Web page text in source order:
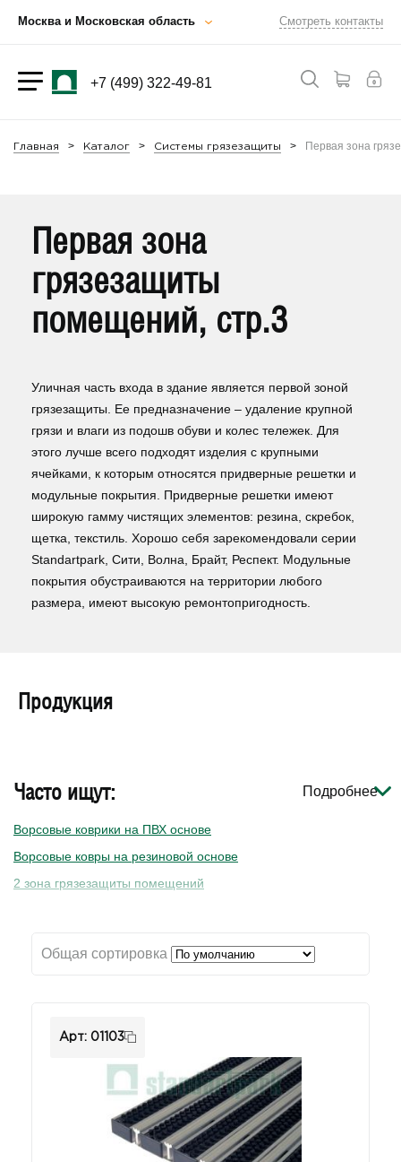
Москва и Московская область Смотреть контакты
+7 (499) 322-49-81
Главная Каталог Системы грязезащиты Первая зона
Первая зона
грязезащиты
помещений, стр.3
Уличная часть входа в здание является первой зоной
грязезащиты. Ее предназначение – удаление крупной
грязи и влаги из подошв обуви и колес тележек. Для
этого лучше всего подходят изделия с крупными
ячейками, к которым относятся придверные решетки и
модульные покрытия. Придверные решетки имеют
широкую гамму чистящих элементов: резина, скребок,
щетка, текстиль. Хорошо себя зарекомендовали серии
Standartpark, Сити, Волна, Брайт, Респект. Модульные
покрытия обустраиваются на территории любого
размера, имеют высокую ремонтопригодность.
Продукция
Часто ищут: Подробнее
Ворсовые коврики на ПВХ основе
Ворсовые ковры на резиновой основе
2 зона грязезащиты помещений
Общая сортировка
Арт: 01103